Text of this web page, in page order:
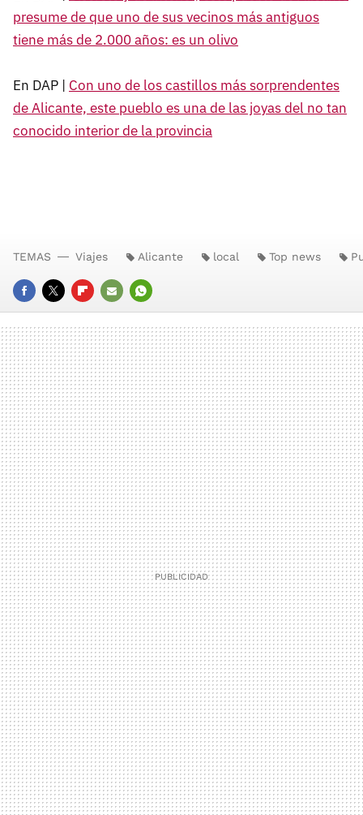
presume de que uno de sus vecinos más antiguos
tiene más de 2.000 años: es un olivo
En DAP | Con uno de los castillos más sorprendentes
de Alicante, este pueblo es una de las joyas del no tan
conocido interior de la provincia
FACEBOOK
TWITTERFLIPBOARD
E-
MAIL
WHATSAPP
TEMAS Viajes Alicante local Top news